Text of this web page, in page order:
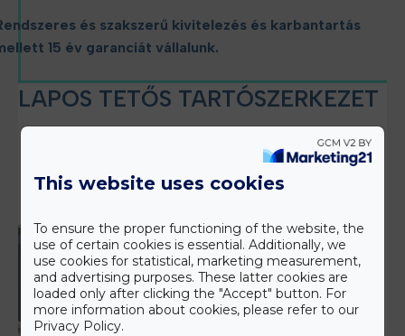
és szakszerű kivitelezés és karbantartás
15 év garanciát vállalunk.
LAPOS TETŐS TARTÓSZERKEZET
This website uses cookies
To ensure the proper functioning of the website, the
use of certain cookies is essential. Additionally, we
use cookies for statistical, marketing measurement,
and advertising purposes. These latter cookies are
loaded only after clicking the "Accept" button. For
more information about cookies, please refer to our
Privacy Policy.